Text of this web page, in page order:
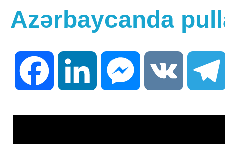
Azərbaycanda
Facebook LinkedIn Messenger VK